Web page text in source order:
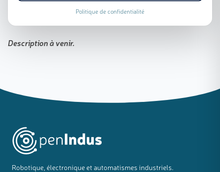
Description à venir.
Robotique, électronique et automatismes industriels.
Politique de confidentialité